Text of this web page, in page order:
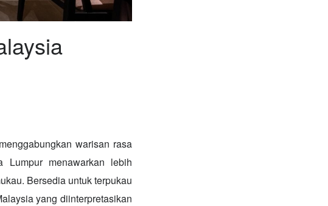
warisan rasa
Lumpur menawarkan lebih
Bersedia untuk terpukau
yang diinterpretasikan